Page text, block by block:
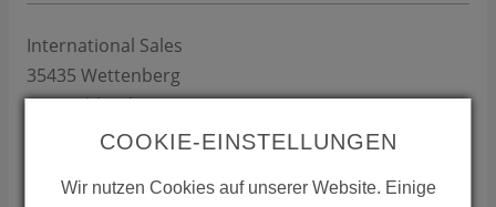
International Sales
35435 Wettenberg
Deutschland
+49 641 98221 15
COOKIE-EINSTELLUNGEN
Wir nutzen Cookies auf unserer Website. Einige